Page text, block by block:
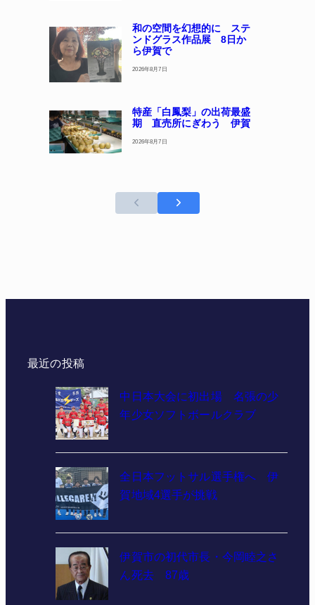
和の空間を幻想的に ステ
ンドグラス作品展 8日か
ら伊賀で
2026年8月7日
特産「白鳳梨」の出荷最盛
期 直売所にぎわう 伊賀
2026年8月7日
最近の投稿
中日本大会に初出場 名張の少
年少女ソフトボールクラブ
全日本フットサル選手権へ 伊
賀地域4選手が挑戦
伊賀市の初代市長・今岡睦之さ
ん死去 87歳